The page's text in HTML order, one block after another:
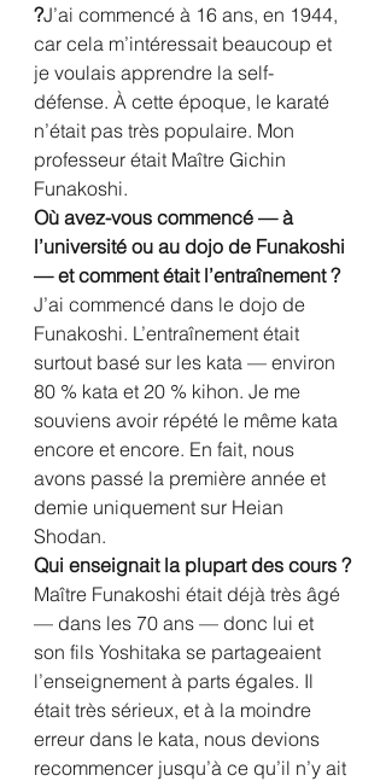
?J’ai commencé à 16 ans, en 1944,
car cela m’intéressait beaucoup et
je voulais apprendre la self-
défense. À cette époque, le karaté
n’était pas très populaire. Mon
professeur était Maître Gichin
Funakoshi.
Où avez-vous commencé — à
l’université ou au dojo de Funakoshi
— et comment était l’entraînement ?
J’ai commencé dans le dojo de
Funakoshi. L’entraînement était
surtout basé sur les kata — environ
80 % kata et 20 % kihon. Je me
souviens avoir répété le même kata
encore et encore. En fait, nous
avons passé la première année et
demie uniquement sur Heian
Shodan.
Qui enseignait la plupart des cours ?
Maître Funakoshi était déjà très âgé
— dans les 70 ans — donc lui et
son fils Yoshitaka se partageaient
l’enseignement à parts égales. Il
était très sérieux, et à la moindre
erreur dans le kata, nous devions
recommencer jusqu’à ce qu’il n’y ait